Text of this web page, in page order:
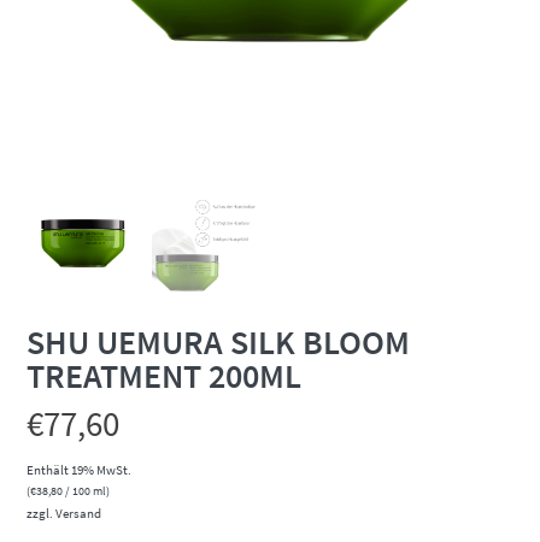
SHU UEMURA SILK BLOOM
TREATMENT 200ML
€77,60
Enthält 19% MwSt.
(€38,80/ 100 ml)
zzgl.Versand